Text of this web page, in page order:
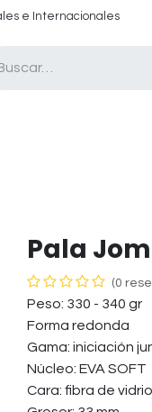
e ​​​Internacionales​
Pala
(0
Peso: 330 - 340 gr
Forma redonda
Gama: iniciación
Núcleo: EVA SOFT
Cara: fibra de vidrio